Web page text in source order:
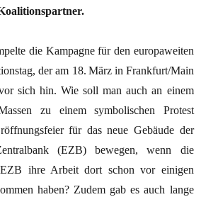
die Kampagne für den europaweiten
der am 18. März in Frankfurt/Main
sich hin. Wie soll man auch an einem
zu einem symbolischen Protest
für das neue Gebäude der
(EZB) bewegen, wenn die
ihre Arbeit dort schon vor einigen
haben? Zudem gab es auch lange